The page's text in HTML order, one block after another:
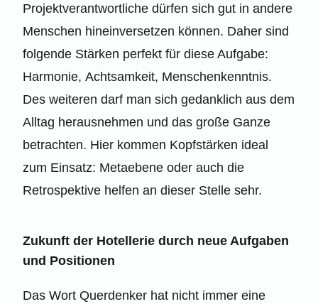
Projektverantwortliche dürfen sich gut in andere
Menschen hineinversetzen können. Daher sind
folgende Stärken perfekt für diese Aufgabe:
Harmonie, Achtsamkeit, Menschenkenntnis.
Des weiteren darf man sich gedanklich aus dem
Alltag herausnehmen und das große Ganze
betrachten. Hier kommen Kopfstärken ideal
zum Einsatz: Metaebene oder auch die
Retrospektive helfen an dieser Stelle sehr.
Zukunft der Hotellerie durch neue Aufgaben
und Positionen
Das Wort Querdenker hat nicht immer eine